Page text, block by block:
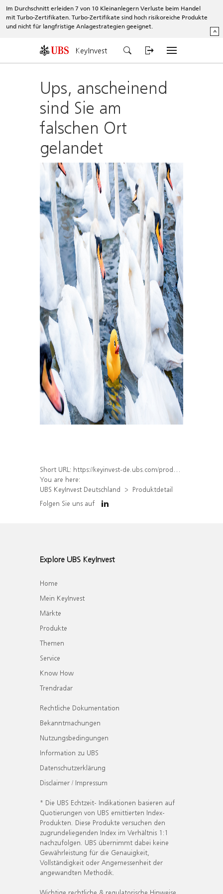
Im Durchschnitt erleiden 7 von 10 Kleinanlegern Verluste beim Handel
mit Turbo-Zertifikaten. Turbo-Zertifikate sind hoch risikoreiche Produkte
und nicht für langfristige Anlagestrategien geeignet.
^
KeyInvest
Ups, anscheinend
sind Sie am
falschen Ort
gelandet
Short URL: https://keyinvest-de.ubs.com/produkt/detail/index/isin/DE000WA595X4
You are here:
UBS KeyInvest Deutschland
Produktdetail
Folgen Sie uns auf
Explore UBS KeyInvest
Home
Mein KeyInvest
Märkte
Produkte
Themen
Service
Know How
Trendradar
Rechtliche Dokumentation
Bekanntmachungen
Nutzungsbedingungen
Information zu UBS
Datenschutzerklärung
Disclaimer / Impressum
* Die UBS Echtzeit- Indikationen basieren auf
Quotierungen von UBS emittierten Index-
Produkten. Diese Produkte versuchen den
zugrundeliegenden Index im Verhältnis 1:1
nachzufolgen. UBS übernimmt dabei keine
Gewährleistung für die Genauigkeit,
Vollständigkeit oder Angemessenheit der
angewandten Methodik.